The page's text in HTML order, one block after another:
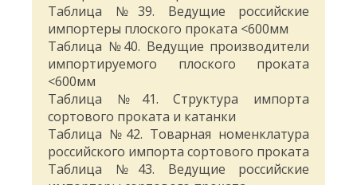
Таблица №39. Ведущие российские
импортеры плоского проката <600мм
Таблица №40. Ведущие производители
импортируемого плоского проката
<600мм
Таблица №41. Структура импорта
сортового проката и катанки
Таблица №42. Товарная номенклатура
российского импорта сортового проката
Таблица №43. Ведущие российские